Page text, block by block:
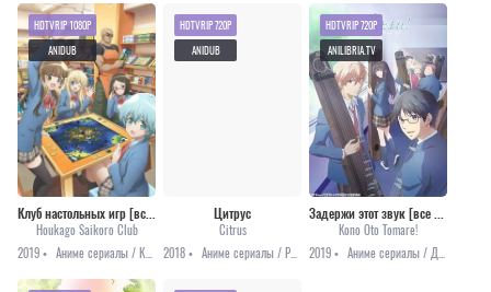
Houkago Saikoro Club
2019 •
HDTVRIP 1080P
ANIDUB
Цитрус
Citrus
2018 •
HDTVRIP 720P
ANIDUB
Kono Oto Tomare!
2019 •
HDTVRIP 720P
ANILIBRIA.TV